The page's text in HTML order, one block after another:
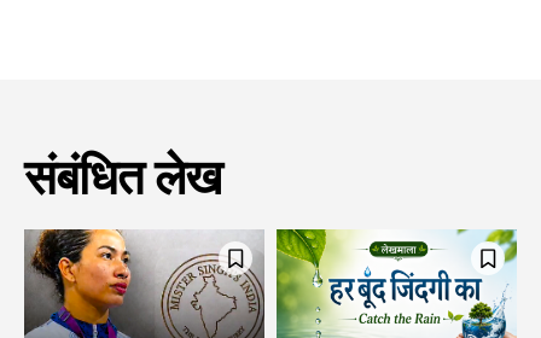
संबंधित लेख